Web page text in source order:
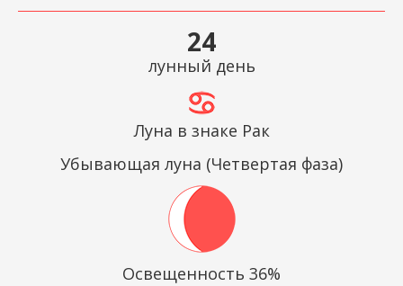
24
лунный день
Луна в знаке Рак
Убывающая луна (Четвертая фаза)
Освещенность 36%